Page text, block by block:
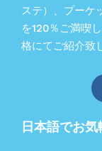
ステ）、プーケ
を120％ご満喫
格にてご紹介致
日本語でお気